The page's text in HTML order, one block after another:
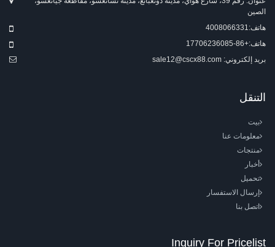
الصين
هاتف: 4008066331
هاتف:+86-17706236085
بريد إلكتروني: sale12@cscx88.com
التنقل
بيت
معلومات عنا
منتجات
أخبار
تحميل
إرسال الاستفسار
اتصل بنا
Inquiry For Pricelist